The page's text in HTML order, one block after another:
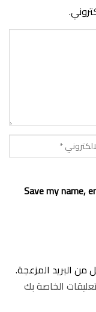
Save my name,
البريد المزعجة.
الخاصة بك